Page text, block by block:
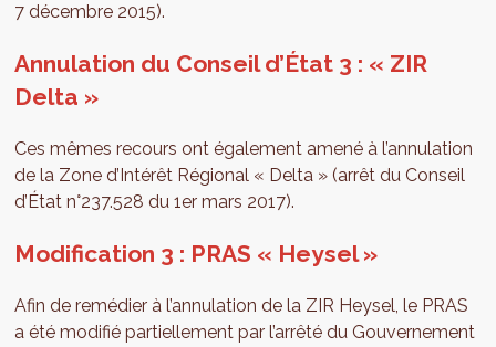
7 décembre 2015).
Annulation du Conseil d’État 3 : « ZIR
Delta »
Ces mêmes recours ont également amené à l’annulation
de la Zone d’Intérêt Régional « Delta » (arrêt du Conseil
d’État n°237.528 du 1er mars 2017).
Modification 3 : PRAS « Heysel »
Afin de remédier à l’annulation de la ZIR Heysel, le PRAS
a été modifié partiellement par l’arrêté du Gouvernement